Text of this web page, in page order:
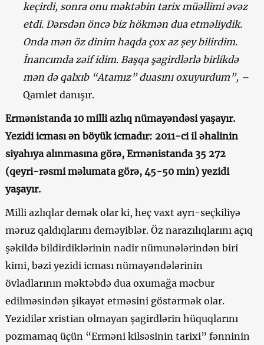
keçirdi, sonra onu məktəbin tarix müəllimi əvəz
etdi. Dərsdən öncə biz hökmən dua etməliydik.
Onda mən öz dinim haqda çox az şey bilirdim.
İnancımda zəif idim. Başqa şagirdlərlə birlikdə
mən də qalxıb “Atamız” duasını oxuyurdum”, –
Qamlet danışır.
Ermənistanda 10 milli azlıq nümayəndəsi yaşayır.
Yezidi icması ən böyük icmadır: 2011-ci il əhalinin
siyahıya alınmasına görə, Ermənistanda 35 272
(qeyri-rəsmi məlumata görə, 45-50 min) yezidi
yaşayır.
Milli azlıqlar demək olar ki, heç vaxt ayrı-seçkiliyə
məruz qaldıqlarını deməyiblər. Öz narazılıqlarını açıq
şəkildə bildirdiklərinin nadir nümunələrindən biri
kimi, bəzi yezidi icması nümayəndələrinin
övladlarının məktəbdə dua oxumağa məcbur
edilməsindən şikayət etməsini göstərmək olar.
Yezidilər xristian olmayan şagirdlərin hüquqlarını
pozmamaq üçün “Erməni kilsəsinin tarixi” fənninin